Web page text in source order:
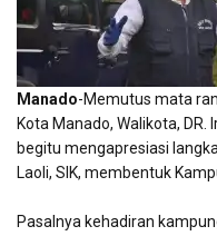
Manado-Memutus mata
Kota Manado, Walikota, DR.
begitu mengapresiasi
Laoli, SIK, membentuk
Pasalnya kehadiran